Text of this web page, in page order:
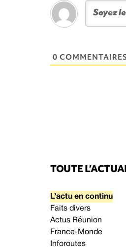
0 COMMENTAIRES
TOUTE
L’actu en continu
Faits divers
Actus Réunion
France-Monde
Inforoutes